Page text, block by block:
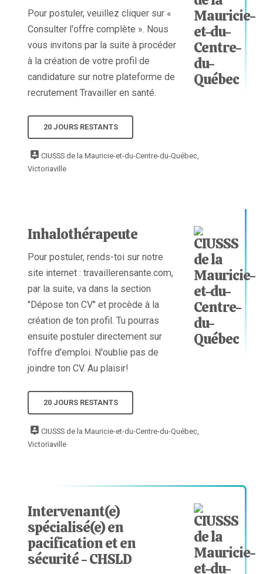
Pour postuler, veuillez cliquer sur «
Consulter l'offre complète ». Nous
vous invitons par la suite à procéder
à la création de votre profil de
candidature sur notre plateforme de
recrutement Travailler en santé.
20 JOURS RESTANTS
CIUSSS de la Mauricie-et-du-Centre-du-Québec,
Victoriaville
Inhalothérapeute
Pour postuler, rends-toi sur notre
site internet : travaillerensante.com,
par la suite, va dans la section
"Dépose ton CV" et procède à la
création de ton profil. Tu pourras
ensuite postuler directement sur
l'offre d'emploi. N'oublie pas de
joindre ton CV. Au plaisir!
20 JOURS RESTANTS
CIUSSS de la Mauricie-et-du-Centre-du-Québec,
Victoriaville
Intervenant(e)
spécialisé(e) en
pacification et en
sécurité - CHSLD